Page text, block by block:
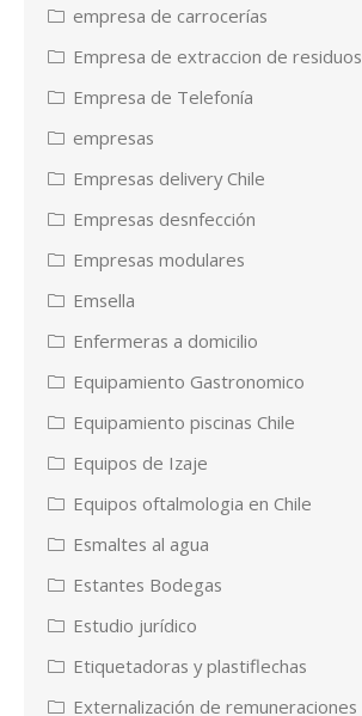
empresa de carrocerías
Empresa de extraccion de residuos
Empresa de Telefonía
empresas
Empresas delivery Chile
Empresas desnfección
Empresas modulares
Emsella
Enfermeras a domicilio
Equipamiento Gastronomico
Equipamiento piscinas Chile
Equipos de Izaje
Equipos oftalmologia en Chile
Esmaltes al agua
Estantes Bodegas
Estudio jurídico
Etiquetadoras y plastiflechas
Externalización de remuneraciones